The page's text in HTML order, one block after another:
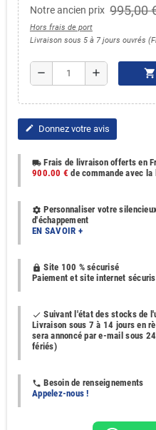
Notre ancien prix 995,00
Hors frais de port
Livraison sous 5 à 7 jours ouvrés
remove add shopping_cart
edit Donnez votre avis
local_shipping Frais de livraison offerts en
900.00 € de commande avec
settings Personnaliser votre
d'échappement
EN SAVOIR +
https Site 100 % sécurisé
Paiement et site internet
done Suivant l'état des stocks de
Livraison sous 7 à 14 jours en
sera annoncé par e-mail sous
fériés)
phone Besoin de renseignements
Appelez-nous !